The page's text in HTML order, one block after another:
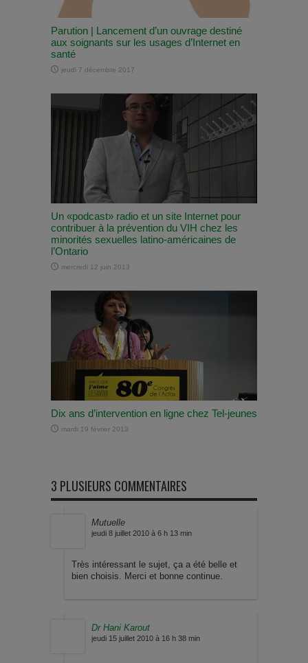
Parution | Lancement d’un ouvrage destiné
aux soignants sur les usages d’Internet en
santé
jeudi 7 décembre 2017
Un «podcast» radio et un site Internet pour
contribuer à la prévention du VIH chez les
minorités sexuelles latino-américaines de
l’Ontario
mercredi 12 juin 2013
Dix ans d’intervention en ligne chez Tel-jeunes
mardi 19 février 2013
3 PLUSIEURS COMMENTAIRES
Mutuelle
jeudi 8 juillet 2010 à 6 h 13 min
Très intéressant le sujet, ça a été belle et
bien choisis. Merci et bonne continue.
Dr Hani Karout
jeudi 15 juillet 2010 à 16 h 38 min